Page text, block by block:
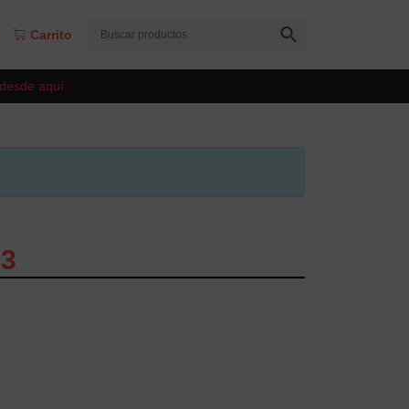
Carrito
aquí